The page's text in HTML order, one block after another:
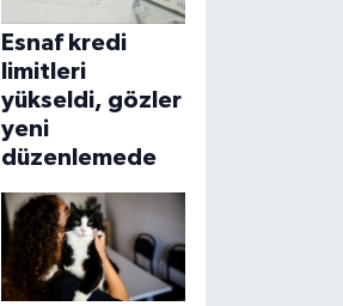
Esnaf kredi
limitleri
yükseldi, gözler
yeni
düzenlemede